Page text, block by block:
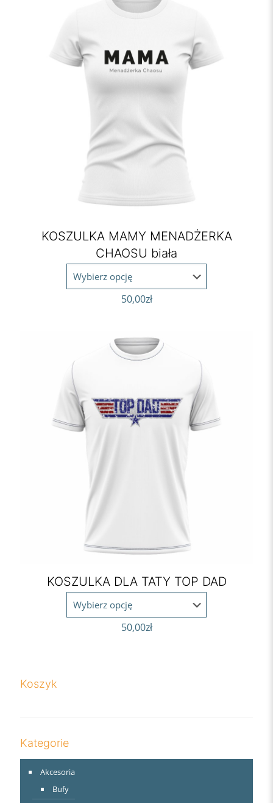
KOSZULKA MAMY MENADŻERKA
CHAOSU biała
50,00zł
KOSZULKA DLA TATY TOP DAD
50,00zł
Koszyk
Kategorie
Akcesoria
Bufy